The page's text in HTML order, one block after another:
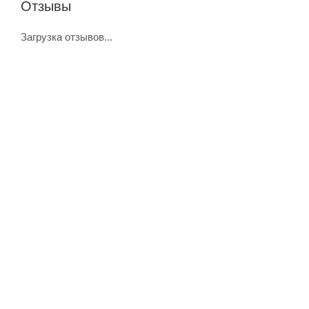
Отзывы
Загрузка отзывов...